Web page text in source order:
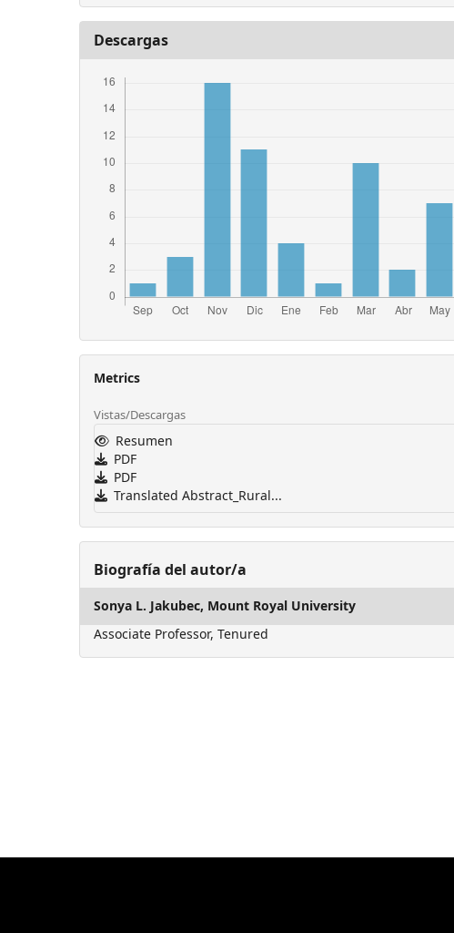
Descargas
Metrics
Vistas/Descargas
Resumen
PDF
PDF
Translated Abstract_Rural...
Biografía del autor/a
Sonya L. Jakubec, Mount Royal University
Associate Professor, Tenured